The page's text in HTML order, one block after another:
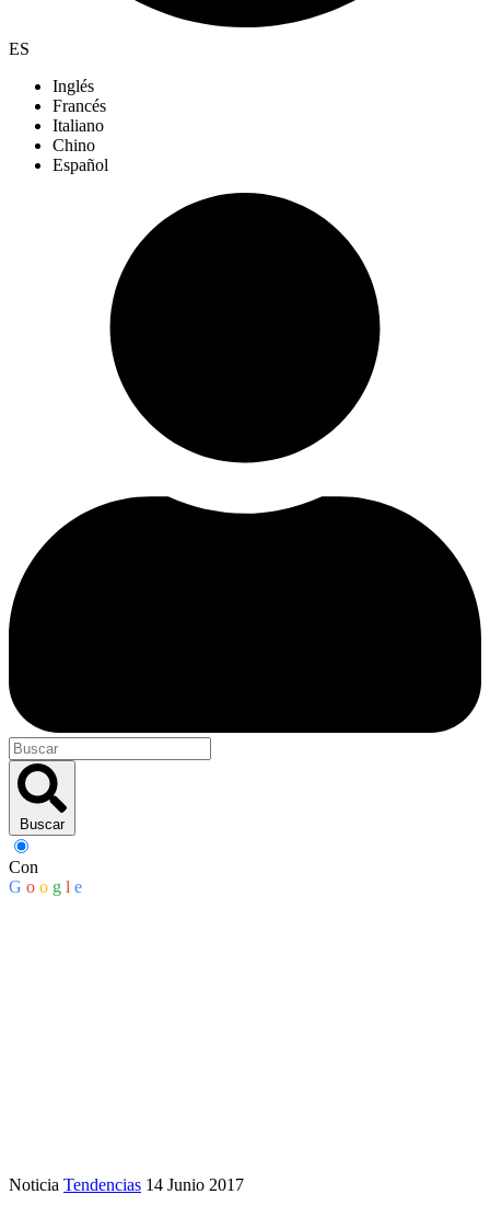
ES
Inglés
Francés
Italiano
Chino
Español
Buscar
Con
G o o g l e
Noticia Tendencias 14 Junio 2017